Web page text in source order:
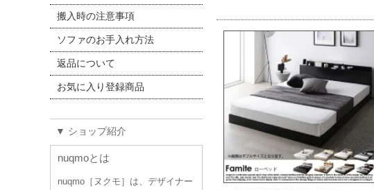
搬入時の注意事項
ソファのお手入れ方法
返品について
お気に入り登録商品
▼ ショップ紹介
nuqmoとは
nuqmo［ヌクモ］は、デザイナー